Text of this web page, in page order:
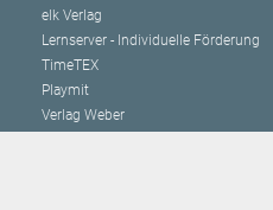
elk Verlag
Lernserver - Individuelle Förderung
TimeTEX
Playmit
Verlag Weber